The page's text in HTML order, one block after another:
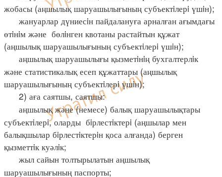
жобасы (аңшылық шаруашылығының субъектiлерi үшiн);
жануарлар дүниесiн пайдалануға арналған ағымдағы
өтiнiм және бөлiнген квотаны растайтын құжат
(аңшылық шаруашылығының субъектiлерi үшiн);
аңшылық шаруашылығы қызметiнiң бухгалтерлiк
және статистикалық есеп құжаттары (аңшылық
шаруашылығының субъектiлерi үшiн);
2) аға саятшы, саятшы:
аңшылық және (немесе) балық шаруашылықтары
субъектiлерi, оларды бiрлестiктерi (аңшылар мен
балықшылар бiрлестiктерiн қоса алғанда) берген
қызметтiк куәлiк;
жыл сайын толтырылатын аңшылық
шаруашылығының паспорты;